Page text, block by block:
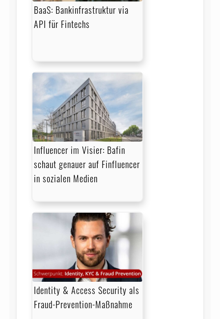
BaaS: Bankinfrastruktur via
API für Fintechs
Influencer im Visier: Bafin
schaut genauer auf Finfluencer
in sozialen Medien
Identity & Access Security als
Fraud-Prevention-Maßnahme